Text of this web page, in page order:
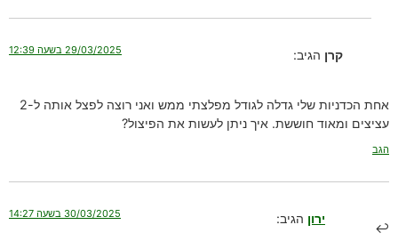
קרן הגיב: 29/03/2025 בשעה 12:39
אחת הכדניות שלי גדלה לגודל מפלצתי ממש ואני רוצה לפצל אותה ל-2
עציצים ומאוד חוששת. איך ניתן לעשות את הפיצול?
הגב
ירון הגיב: 30/03/2025 בשעה 14:27